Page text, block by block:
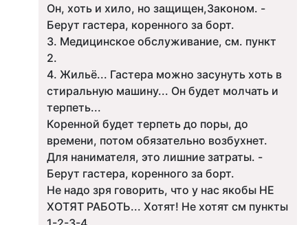
Он, хоть и хило, но защищен,Законом. -
Берут гастера, коренного за борт.
3. Медицинское обслуживание, см. пункт
2.
4. Жильё... Гастера можно засунуть хоть в
стиральную машину... Он будет молчать и
терпеть...
Коренной будет терпеть до поры, до
времени, потом обязательно возбухнет.
Для нанимателя, это лишние затраты. -
Берут гастера, коренного за борт.
Не надо зря говорить, что у нас якобы НЕ
ХОТЯТ РАБОТЬ... Хотят! Не хотят см пункты